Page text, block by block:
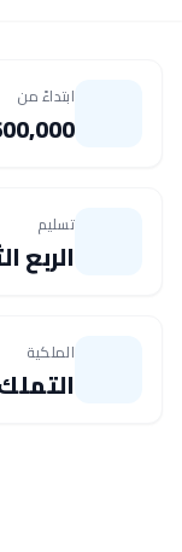
ابتداءً من
تسليم
الربع
الملكية